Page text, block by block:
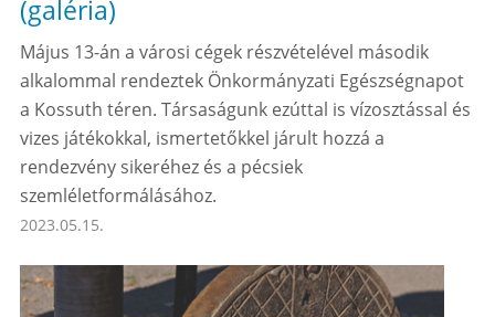
(galéria)
Május 13-án a városi cégek részvételével második
alkalommal rendeztek Önkormányzati Egészségnapot
a Kossuth téren. Társaságunk ezúttal is vízosztással és
vizes játékokkal, ismertetőkkel járult hozzá a
rendezvény sikeréhez és a pécsiek
szemléletformálásához.
2023.05.15.